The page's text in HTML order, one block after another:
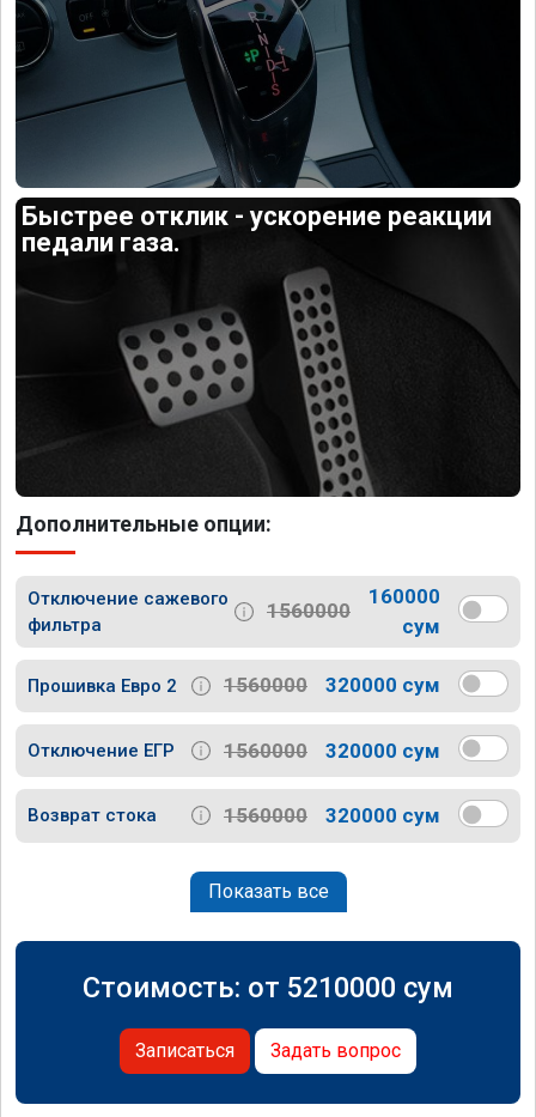
Быстрее отклик - ускорение реакции
педали газа.
Дополнительные опции:
Отключение сажевого
фильтра
1560000
160000
сум
Прошивка Евро 2 1560000 320000 сум
Отключение ЕГР 1560000 320000 сум
Возврат стока 1560000 320000 сум
Показать все
Стоимость: от 5210000 сум
Записаться Задать вопрос